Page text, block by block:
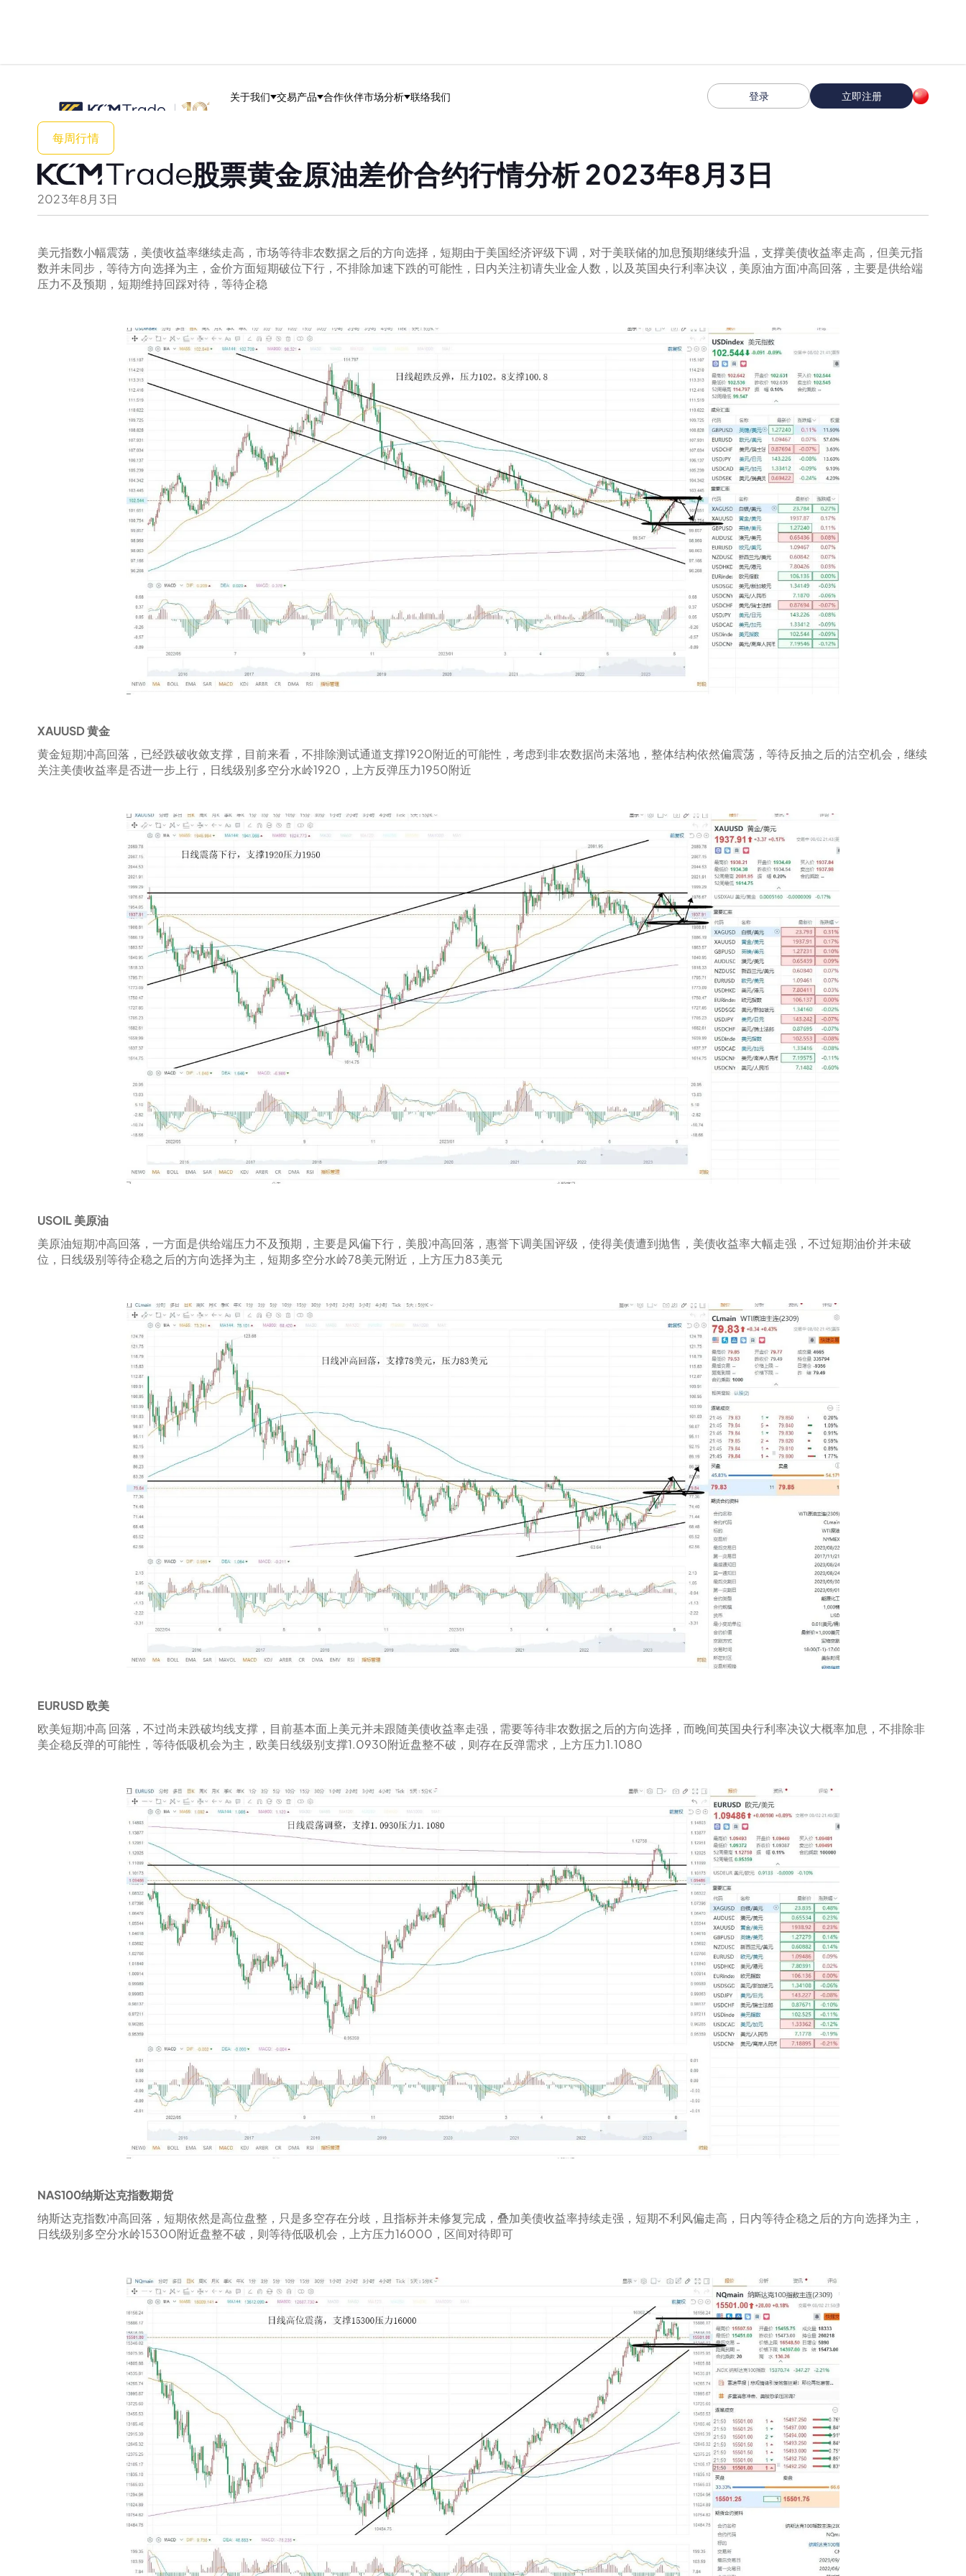
关于我们 交易产品 合作伙伴市场分析 联络我们 登录 立即注册
每周行情
股票黄金原油差价合约行情分析 2023年8月3日
2023年8月 3日
美元指数小幅震荡，美债收益率继续走高，市场等待非农数据之后的方向选择，短期由于美国经济评级下调，对于美联储的加息预期继续升温，支撑美债收益率走高，但美元指
数并未同步，等待方向选择为主，金价方面短期破位下行，不排除加速下跌的可能性，日内关注初请失业金人数，以及英国央行利率决议，美原油方面冲高回落，主要是供给端
压力不及预期，短期维持回踩对待，等待企稳
XAUUSD 黄金
黄金短期冲高回落，已经跌破收敛支撑，目前来看，不排除测试通道支撑1920附近的可能性，考虑到非农数据尚未落地，整体结构依然偏震荡，等待反抽之后的沽空机会，继续
关注美债收益率是否进一步上行，日线级别多空分水岭1920，上方反弹压力1950附近
USOIL 美原油
美原油短期冲高回落，一方面是供给端压力不及预期，主要是风偏下行，美股冲高回落，惠誉下调美国评级，使得美债遭到抛售，美债收益率大幅走强，不过短期油价并未破
位，日线级别等待企稳之后的方向选择为主，短期多空分水岭78美元附近，上方压力83美元
EURUSD 欧美
欧美短期冲高 回落，不过尚未跌破均线支撑，目前基本面上美元并未跟随美债收益率走强，需要等待非农数据之后的方向选择，而晚间英国央行利率决议大概率加息，不排除非
美企稳反弹的可能性，等待低吸机会为主，欧美日线级别支撑1.0930附近盘整不破，则存在反弹需求，上方压力1.1080
NAS100纳斯达克指数期货
纳斯达克指数冲高回落，短期依然是高位盘整，只是多空存在分歧，且指标并未修复完成，叠加美债收益率持续走强，短期不利风偏走高，日内等待企稳之后的方向选择为主，
日线级别多空分水岭15300附近盘整不破，则等待低吸机会，上方压力16000，区间对待即可